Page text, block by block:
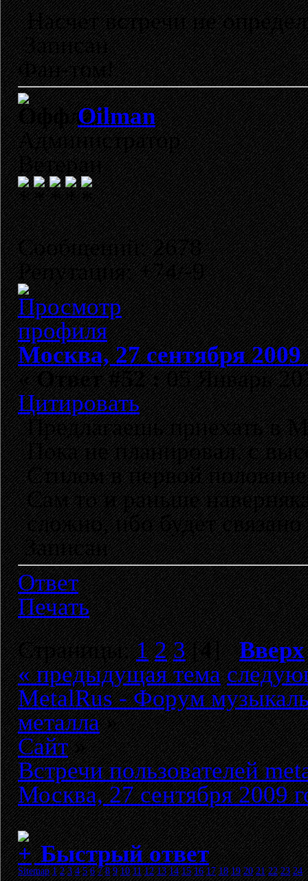
Насчет встречи не
Записан
Фан-том!
Oilman
Администратор
Ветеран
Сообщений: 2678
Репутация: +74/-9
Москва, 27 сентября 2009
«Ответ #52 :05 Январь
Цитировать
Предлагаешь приехать в
Пока не планировал, с
Стилом в первой
Сам то и раньше
сложно, ибо будет
Записан
Ответ
Печать
Страницы:1 2 3[4]Вверх
« предыдущая тема
MetalRus - Форум
металла»
Сайт»
Встречи пользователей
Москва, 27 сентября 2009
Быстрый ответ
Sitemap 1 2 3 4 5 6 7 8 9 10 11 12 13 14 15 16 17 18 19 20 21 22 23 24